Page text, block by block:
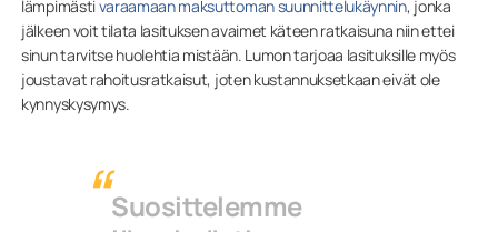
lämpimästivaraamaan maksuttoman suunnittelukäynnin, jonka
jälkeen voit tilata lasituksen avaimet käteen ratkaisuna niin ettei
sinun tarvitse huolehtia mistään. Lumon tarjoaa lasituksille myös
joustavat rahoitusratkaisut, joten kustannuksetkaan eivät ole
kynnyskysymys.
Suosittelemme